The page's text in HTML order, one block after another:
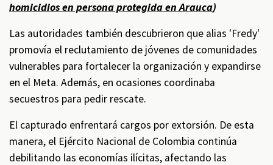
homicidios en persona protegida en Arauca)
Las autoridades también descubrieron que alias 'Fredy'
promovía el reclutamiento de jóvenes de comunidades
vulnerables para fortalecer la organización y expandirse
en el Meta. Además, en ocasiones coordinaba
secuestros para pedir rescate.
El capturado enfrentará cargos por extorsión. De esta
manera, el Ejército Nacional de Colombia continúa
debilitando las economías ilícitas, afectando las